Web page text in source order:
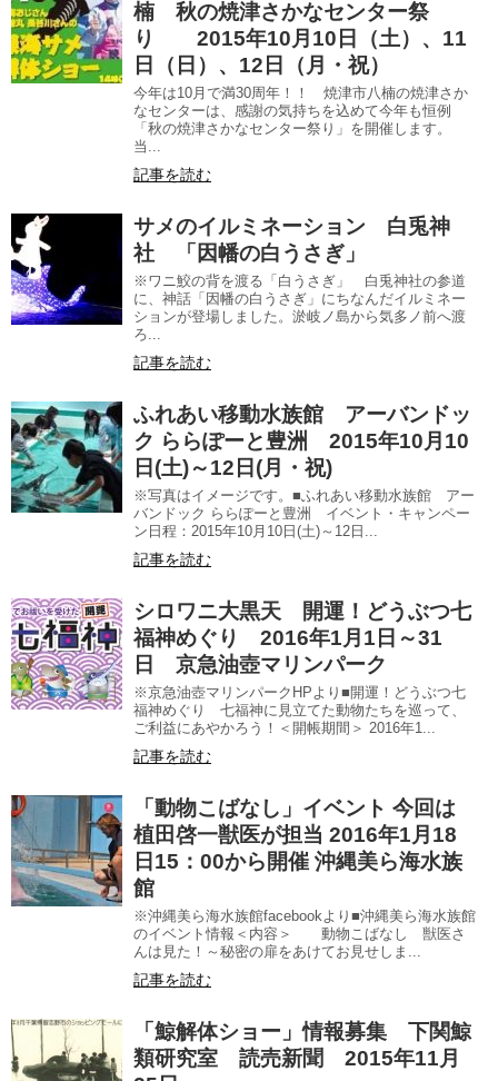
楠 秋の焼津さかなセンター祭
り 2015年10月10日（土）、11
日（日）、12日（月・祝）
今年は10月で満30周年！！ 焼津市八楠の焼津さか
なセンターは、感謝の気持ちを込めて今年も恒例
「秋の焼津さかなセンター祭り」を開催します。
当...
記事を読む
サメのイルミネーション 白兎神
社 「因幡の白うさぎ」
※ワニ鮫の背を渡る「白うさぎ」 白兎神社の参道
に、神話「因幡の白うさぎ」にちなんだイルミネー
ションが登場しました。淤岐ノ島から気多ノ前へ渡
ろ...
記事を読む
ふれあい移動水族館 アーバンドッ
ク ららぽーと豊洲 2015年10月10
日(土)～12日(月・祝)
※写真はイメージです。■ふれあい移動水族館 アー
バンドック ららぽーと豊洲 イベント・キャンペー
ン日程：2015年10月10日(土)～12日...
記事を読む
シロワニ大黒天 開運！どうぶつ七
福神めぐり 2016年1月1日～31
日 京急油壺マリンパーク
※京急油壺マリンパークHPより■開運！どうぶつ七
福神めぐり 七福神に見立てた動物たちを巡って、
ご利益にあやかろう！＜開帳期間＞ 2016年1...
記事を読む
「動物こばなし」イベント 今回は
植田啓一獣医が担当 2016年1月18
日15：00から開催 沖縄美ら海水族
館
※沖縄美ら海水族館facebookより■沖縄美ら海水族館
のイベント情報＜内容＞ 動物こばなし 獣医さ
んは見た！～秘密の扉をあけてお見せしま...
記事を読む
「鯨解体ショー」情報募集 下関鯨
類研究室 読売新聞 2015年11月